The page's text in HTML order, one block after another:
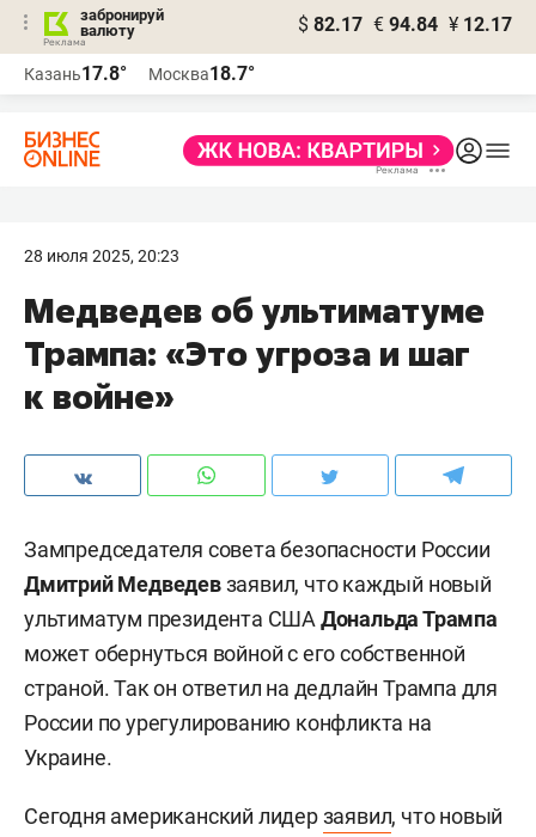
забронируй
валюту
$ 82.17 € 94.84 ¥ 12.17
Казань17.8° Москва18.7°
28 июля 2025, 20:23
Медведев об ультиматуме
Трампа: «Это угроза и шаг
к войне»
Зампредседателя совета безопасности России
Дмитрий Медведевзаявил, что каждый новый
ультиматум президента США Дональда Трампа
может обернуться войной с его собственной
страной. Так он ответил на дедлайн Трампа для
России по урегулированию конфликта на
Украине.
Сегодня американский лидерзаявил, что новый